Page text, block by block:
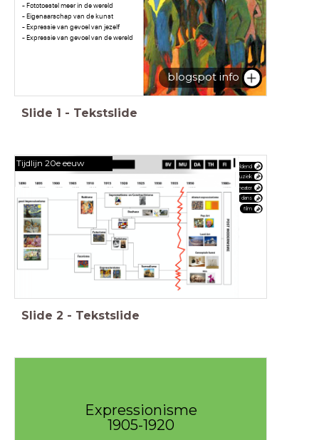
- Fototoestel meer in de wereld
- Eigenaarschap van de kunst
- Expressie van gevoel van jezelf
- Expressie van gevoel van de wereld
blogspot info
Slide 1 - Tekstslide
dans
muziek
theater
beeldend
film
Tijdlijn 20e eeuw
Slide 2 - Tekstslide
Expressionisme
1905-1920